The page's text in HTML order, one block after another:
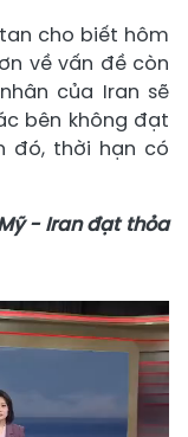
cho biết hôm
về vấn đề còn
của Iran sẽ
bên không đạt
đó, thời hạn có
- Iran đạt thỏa